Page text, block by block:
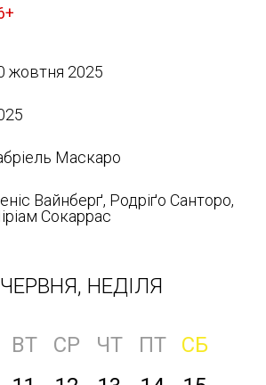
жовтня 2025
Маскаро
Вайнберґ, Родріґо Санторо,
Сокаррас
НЕДІЛЯ
ВТ СР ЧТ ПТ
СБ